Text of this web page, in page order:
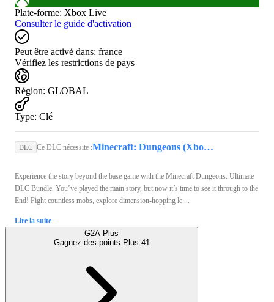
Plate-forme: Xbox Live
Consulter le guide d'activation
Peut être activé dans: france
Vérifiez les restrictions de pays
Région: GLOBAL
Type: Clé
DLC Ce DLC nécessite : Minecraft: Dungeons (Xbox Series X/S) - Xbox Live Key - GLOBAL
Experience the story beyond the base game with the Minecraft Dungeons: Ultimate
DLC Bundle. You’ve played the main story, but now it’s time to see it through to the
End! Fight countless mobs, explore dimension-hopping le ...
Lire la suite
G2A Plus
Gagnez des points Plus:41